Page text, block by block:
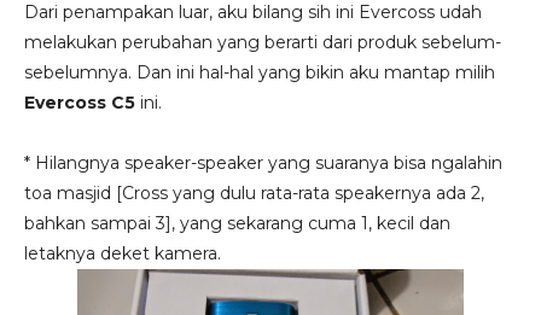
Dari penampakan luar, aku bilang sih ini Evercoss udah
melakukan perubahan yang berarti dari produk sebelum-
sebelumnya. Dan ini hal-hal yang bikin aku mantap milih
Evercoss C5 ini.
* Hilangnya speaker-speaker yang suaranya bisa ngalahin
toa masjid [Cross yang dulu rata-rata speakernya ada 2,
bahkan sampai 3], yang sekarang cuma 1, kecil dan
letaknya deket kamera.